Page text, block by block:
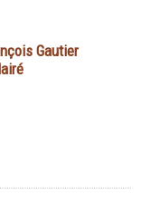
Gautier